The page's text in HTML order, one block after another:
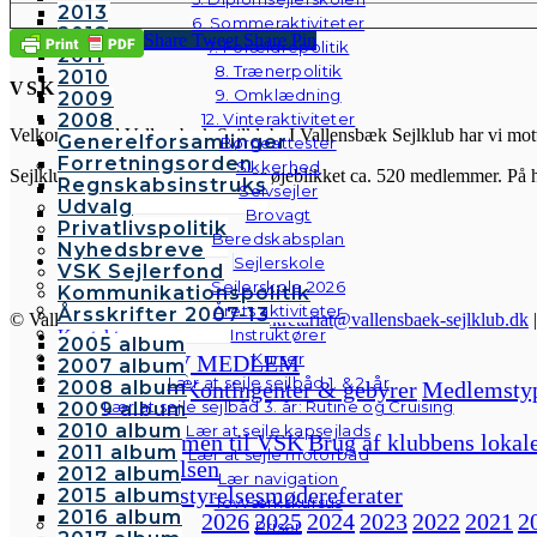
6. Sommeraktiviteter
7. Forældrepolitik
8. Trænerpolitik
9. Omklædning
12. Vinteraktiviteter
Børneattester
Sikkerhed
Selvsejler
Brovagt
Beredskabsplan
Sejlerskole
Sejlerskole 2026
Årets aktiviteter
Instruktører
Kurser
Lær at sejle sejlbåd 1. & 2. år
Lær at sejle sejlbåd 3. år: Rutine og Cruising
Lær at sejle kapsejlads
Lær at sejle motorbåd
Lær navigation
Tovværkskursus
Priser
2013
2012
2011
2010
2009
2008
Generelforsamlinger
Forretningsorden
Regnskabsinstruks
Udvalg
Privatlivspolitik
Nyhedsbreve
VSK Sejlerfond
Kommunikationspolitik
Årsskrifter 2007-13
Kontakt
Galleri
Andre fotos
2005 album
2007 album
2008 album
2009 album
2010 album
2011 album
2012 album
2015 album
2016 album
Share Tweet Share Pin
VSK
Velkommen til Vallensbæk Sejlklub. I Vallensbæk Sejlklub har vi
Sejlklubben er fra 1958 og har for øjeblikket ca. 520 medlemmer.
© Vallensbæk Sejlklub | E-mail:sekretariat@vallensbaek-sejlklub.dk |
Forside
BLIV MEDLEM
Kontingenter & gebyrer
Om klubben
Velkommen til VSKBrug af klubbens
Bestyrelsen
Bestyrelsesmødereferater
2026 2025 2024 2023 2022 2021